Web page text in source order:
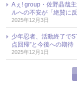
Aぇ! group・佐野晶哉
ルへの不安が「絶賛に
2025年12月3日
少年忍者、活動終了で
点回帰”と今後への期待
2025年12月1日